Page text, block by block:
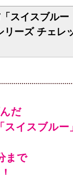
スイスブル
ーズ チェレ
だ
イスブルー